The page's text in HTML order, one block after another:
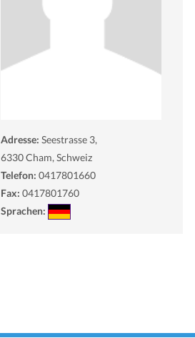
Adresse: Seestrasse 3,
6330Cham, Schweiz
Telefon: 0417801660
Fax: 0417801760
Sprachen: